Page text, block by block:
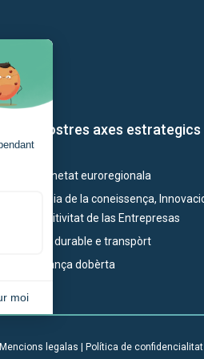
Los nòstres axes estrategics
Ciutadanetat euroregionala
Economia de la coneissença,
Competitivitat de las Entrepresas
Territòri durable e transpòrt
Governança dobèrta
Mencions legalas Política de confidencialitat